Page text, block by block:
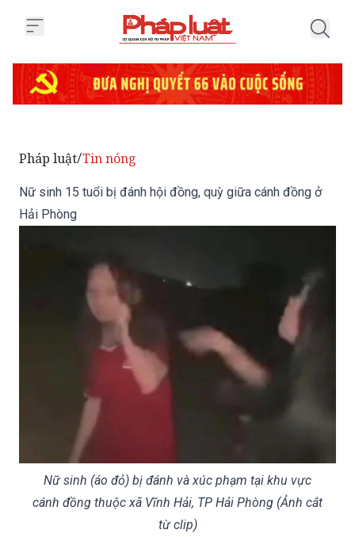
Nữ sinh 15 tuổi bị đánh hội đồng, quỳ giữa cánh đồng ở
Nữ sinh (áo đỏ) bị đánh và xúc phạm tại khu vực
cánh đồng thuộc xã Vĩnh Hải, TP Hải Phòng (Ảnh cắt
từ clip)
(PLVN) - Một vụ bạo lực học đường gây phẫn nộ mới xảy
ra tại xã Vĩnh Hải, TP Hải Phòng, khi một nữ sinh 15 tuổi